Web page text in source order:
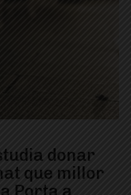
donar
que millor